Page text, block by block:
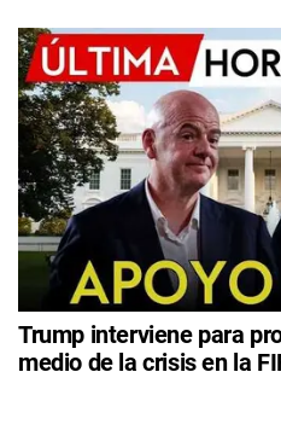
Trump interviene para
medio de la crisis en la